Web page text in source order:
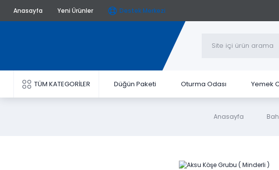
Anasayfa Yeni Ürünler Destek Merkezi
TÜM KATEGORİLER Düğün Paketi Oturma Odası Yemek
Anasayfa